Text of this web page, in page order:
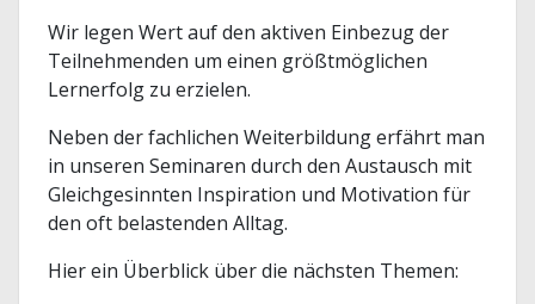
Wir legen Wert auf den aktiven Einbezug der
Teilnehmenden um einen größtmöglichen
Lernerfolg zu erzielen.
Neben der fachlichen Weiterbildung erfährt man
in unseren Seminaren durch den Austausch mit
Gleichgesinnten Inspiration und Motivation für
den oft belastenden Alltag.
Hier ein Überblick über die nächsten Themen: